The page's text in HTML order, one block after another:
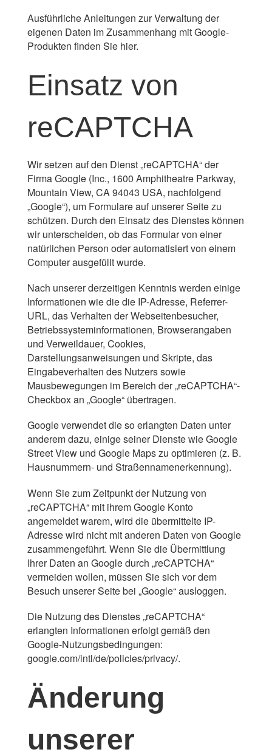
Ausführliche Anleitungen zur Verwaltung der
eigenen Daten im Zusammenhang mit Google-
Produkten finden Sie hier.
Einsatz von
reCAPTCHA
Wir setzen auf den Dienst „reCAPTCHA“ der
Firma Google (Inc., 1600 Amphitheatre Parkway,
Mountain View, CA 94043 USA, nachfolgend
„Google“), um Formulare auf unserer Seite zu
schützen. Durch den Einsatz des Dienstes können
wir unterscheiden, ob das Formular von einer
natürlichen Person oder automatisiert von einem
Computer ausgefüllt wurde.
Nach unserer derzeitigen Kenntnis werden einige
Informationen wie die die IP-Adresse, Referrer-
URL, das Verhalten der Webseitenbesucher,
Betriebssysteminformationen, Browserangaben
und Verweildauer, Cookies,
Darstellungsanweisungen und Skripte, das
Eingabeverhalten des Nutzers sowie
Mausbewegungen im Bereich der „reCAPTCHA“-
Checkbox an „Google“ übertragen.
Google verwendet die so erlangten Daten unter
anderem dazu, einige seiner Dienste wie Google
Street View und Google Maps zu optimieren (z. B.
Hausnummern- und Straßennamenerkennung).
Wenn Sie zum Zeitpunkt der Nutzung von
„reCAPTCHA“ mit ihrem Google Konto
angemeldet warem, wird die übermittelte IP-
Adresse wird nicht mit anderen Daten von Google
zusammengeführt. Wenn Sie die Übermittlung
Ihrer Daten an Google durch „reCAPTCHA“
vermeiden wollen, müssen Sie sich vor dem
Besuch unserer Seite bei „Google“ ausloggen.
Die Nutzung des Dienstes „reCAPTCHA“
erlangten Informationen erfolgt gemäß den
Google-Nutzungsbedingungen:
google.com/intl/de/policies/privacy/.
Änderung
unserer